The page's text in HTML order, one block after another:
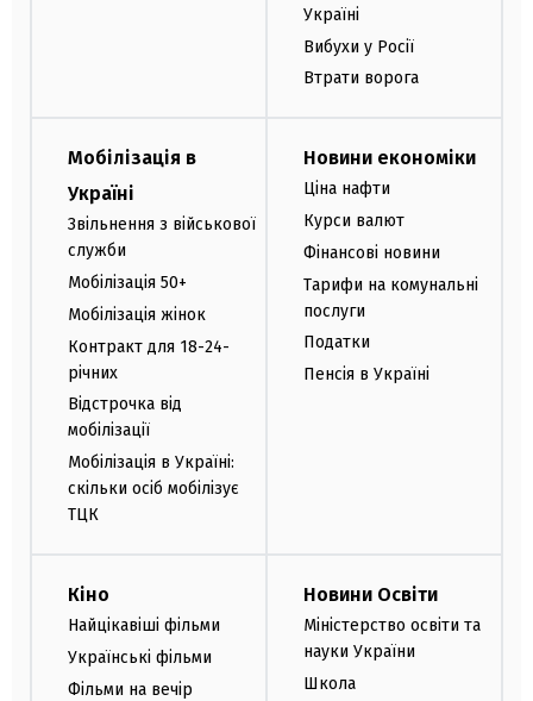
Україні
Вибухи у Росії
Втрати ворога
Мобілізація в
Україні
Звільнення з військової
служби
Мобілізація 50+
Мобілізація жінок
Контракт для 18-24-
річних
Відстрочка від
мобілізації
Мобілізація в Україні:
скільки осіб мобілізує
ТЦК
Новини економіки
Ціна нафти
Курси валют
Фінансові новини
Тарифи на комунальні
послуги
Податки
Пенсія в Україні
Кіно
Найцікавіші фільми
Українські фільми
Фільми на вечір
Новини Освіти
Міністерство освіти та
науки України
Школа